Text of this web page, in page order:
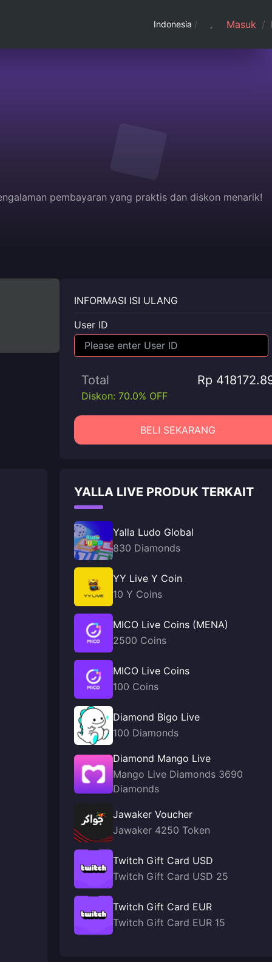
Indonesia / Masuk /
pembayaran yang praktis dan diskon menarik!
INFORMASI ISI ULANG
User ID
Total Rp
Diskon: 70.0% OFF
BELI SEKARANG
YALLA LIVE PRODUK TERKAIT
Yalla Ludo Global
830 Diamonds
YY Live Y Coin
10 Y Coins
MICO Live Coins (MENA)
2500 Coins
MICO Live Coins
100 Coins
Diamond Bigo Live
100 Diamonds
Diamond Mango Live
Mango Live Diamonds 3690
Diamonds
Jawaker Voucher
Jawaker 4250 Token
Twitch Gift Card USD
Twitch Gift Card USD 25
Twitch Gift Card EUR
Twitch Gift Card EUR 15